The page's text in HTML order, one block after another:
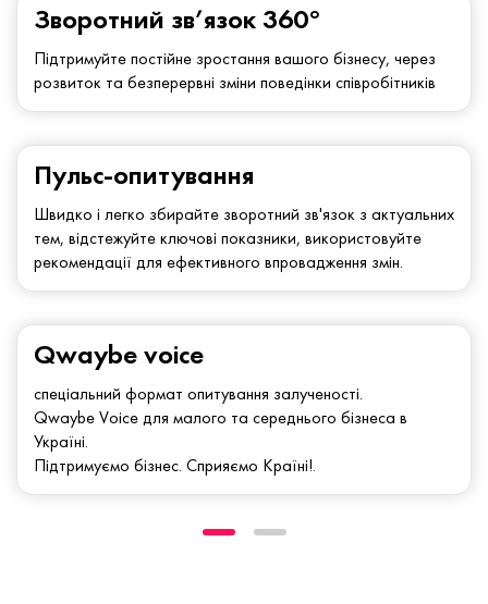
Зворотний зв’язок 360°
Підтримуйте постійне зростання вашого бізнесу, через
розвиток та безперервні зміни поведінки співробітників
Qwaybe voice
спеціальний формат опитування залученості.
Qwaybe Voice для малого та середнього бізнеса в
Україні.
Підтримуємо бізнес. Сприяємо Країні!.
Пульс-опитування
Швидко і легко збирайте зворотний зв'язок з актуальних
тем, відстежуйте ключові показники, використовуйте
рекомендації для ефективного впровадження змін.